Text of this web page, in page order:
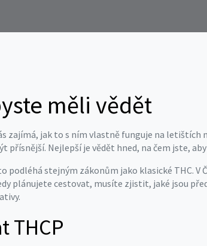
měli vědět
zajímá, jak to s ním vlastně funguje na letištích
přísnější. Nejlepší je vědět hned, na čem jste,
podléhá stejným zákonům jako klasické THC. V
plánujete cestovat, musíte zjistit, jaké jsou
THCP